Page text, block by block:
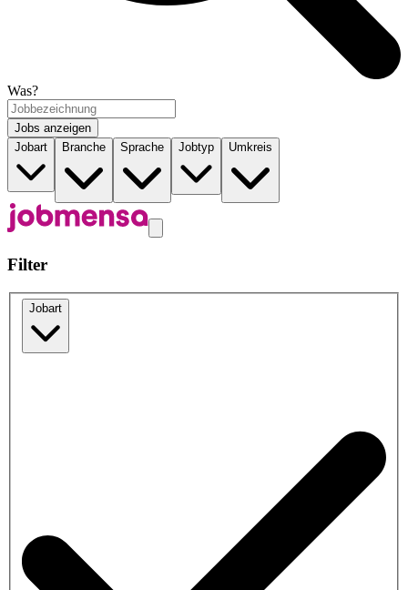
Was?
Jobs anzeigen
Jobart
Branche Sprache Jobtyp Umkreis
Filter
Jobart